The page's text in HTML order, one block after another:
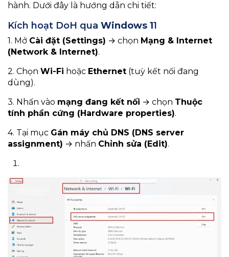
hành. Dưới đây là hướng dẫn chi tiết:
Kích hoạt DoH qua Windows 11
1. Mở Cài đặt (Settings) → chọn Mạng & Internet
(Network & Internet).
2. Chọn Wi-Fi hoặc Ethernet (tuỳ kết nối đang
dùng).
3. Nhấn vào mạng đang kết nối → chọn Thuộc
tính phần cứng (Hardware properties).
4. Tại mục Gán máy chủ DNS (DNS server
assignment) → nhấn Chỉnh sửa (Edit).